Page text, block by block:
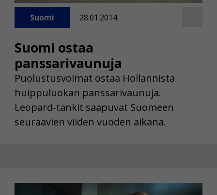
Suomi ostaa
panssarivaunuja
Suomi 28.01.2014
Puolustusvoimat ostaa Hollannista
huippuluokan panssarivaunuja.
Leopard-tankit saapuvat Suomeen
seuraavien viiden vuoden aikana.